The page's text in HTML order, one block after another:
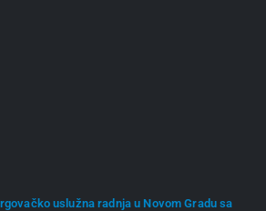
uslužna radnja u Novom Gradu sa